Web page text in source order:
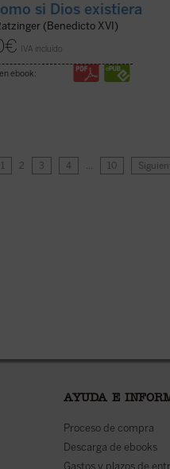
si Dios existiera
(Benedicto XVI)
€ IVA incluido
ebook:
1 2 3 4 … 10
AYUDA E
Proceso de compra
Descarga de ebooks
Gastos y plazos de